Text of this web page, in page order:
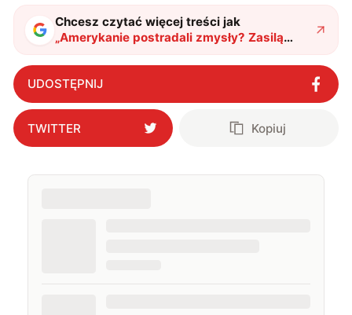
także uprawiać oraz oglądać sport.
Chcesz czytać więcej treści jak
„Amerykanie postradali zmysły? Zasilą
domy jednym z najbardziej
niebezpiecznych wulkanów"?
UDOSTĘPNIJ
TWITTER Kopiuj